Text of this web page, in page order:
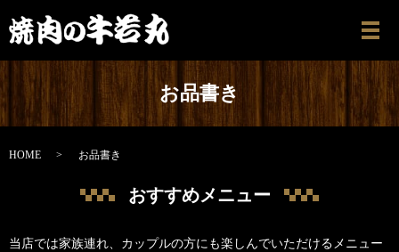
メ
お品書き
HOME お品書き
おすすめメニュー
当店では家族連れ、カップルの方にも楽しんでいただけるメニュー